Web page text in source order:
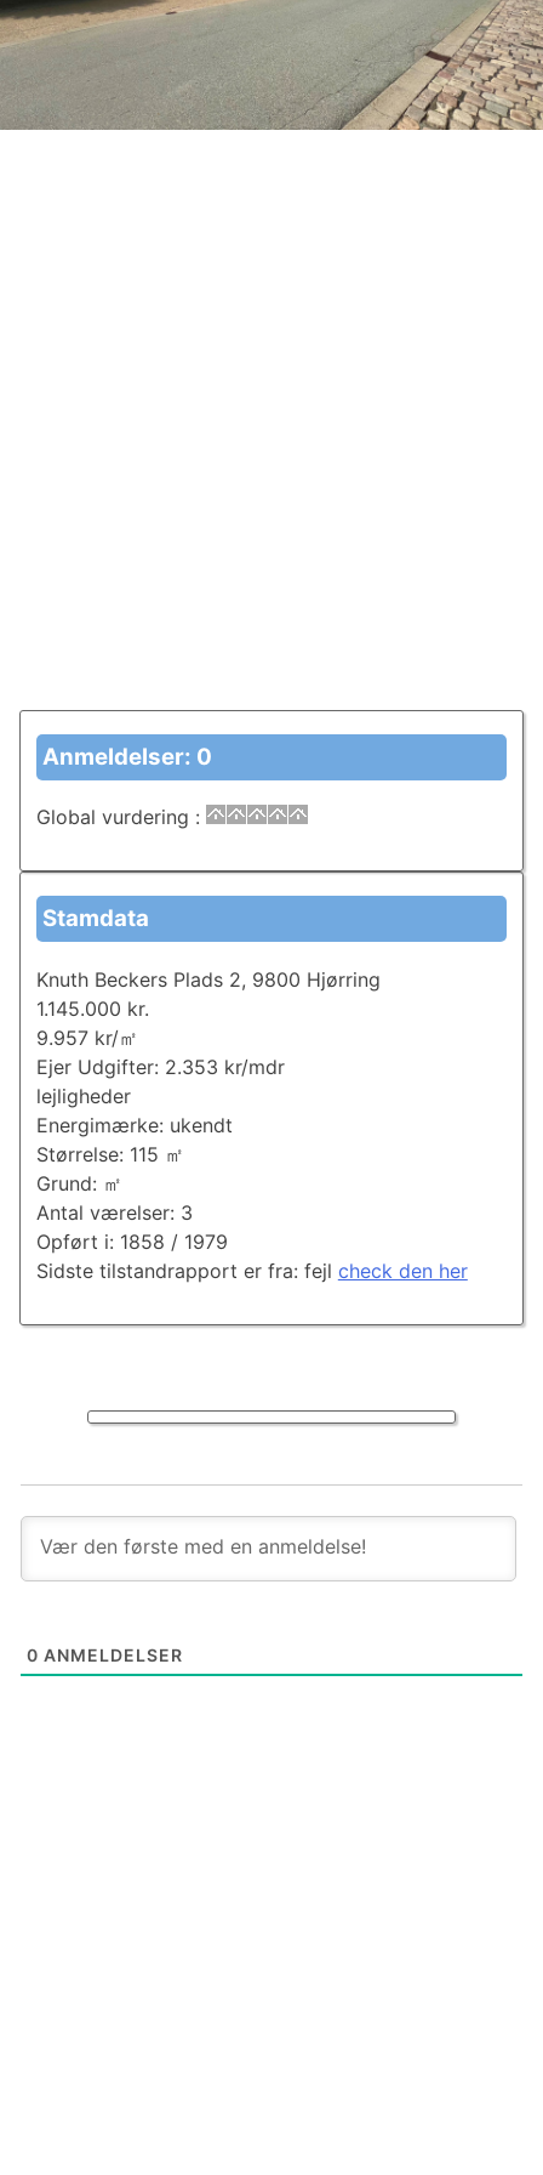
0 ANMELDELSER
Anmeldelser: 0
Global vurdering :
Stamdata
Knuth Beckers Plads 2, 9800 Hjørring
1.145.000 kr.
9.957 kr/㎡
Ejer Udgifter: 2.353 kr/mdr
lejligheder
Energimærke: ukendt
Størrelse: 115 ㎡
Grund: ㎡
Antal værelser: 3
Opført i: 1858 / 1979
Sidste tilstandrapport er fra: fejl check den her